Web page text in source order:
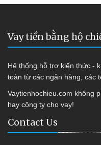
Vay tiền bằng hộ
Hệ thống hỗ trợ kiến thức -
toàn từ các ngân hàng, các
Vaytienhochieu.com không
hay công ty cho vay!
Contact Us